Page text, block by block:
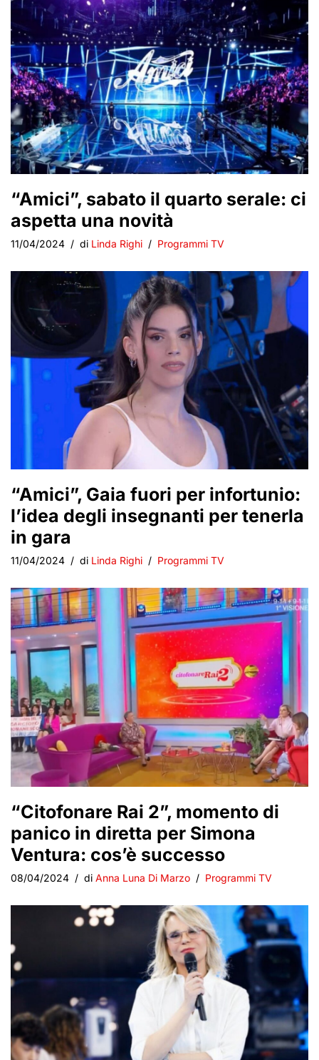
“Amici”, sabato il quarto serale: ci
aspetta una novità
11/04/2024 di Linda Righi Programmi TV
“Amici”, Gaia fuori per infortunio:
l’idea degli insegnanti per tenerla
in gara
11/04/2024 di Linda Righi Programmi TV
“Citofonare Rai 2”, momento di
panico in diretta per Simona
Ventura: cos’è successo
08/04/2024 di Anna Luna Di Marzo Programmi TV